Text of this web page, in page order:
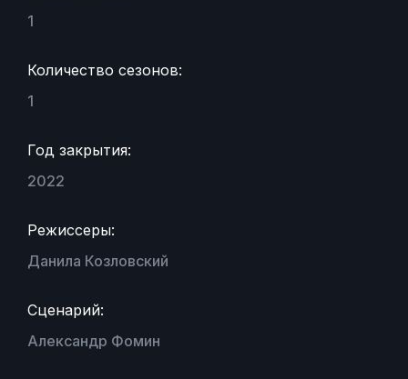
1
Количество сезонов:
1
Год закрытия:
2022
Режиссеры:
Данила Козловский
Сценарий:
Александр Фомин